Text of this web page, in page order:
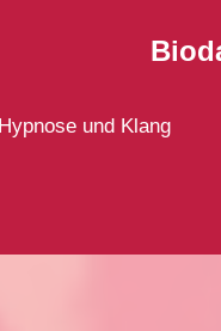
Hypnose und Klang